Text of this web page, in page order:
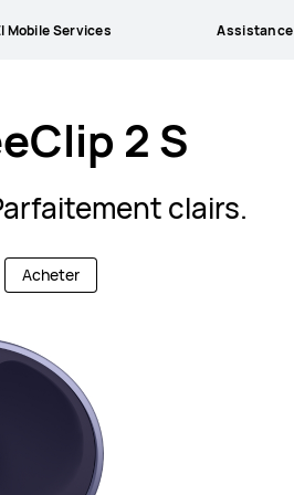
Mobile Services Assistance
2 S
clairs.
Acheter